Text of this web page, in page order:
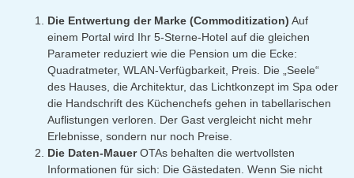
Die Entwertung der Marke (Commoditization) Auf
einem Portal wird Ihr 5-Sterne-Hotel auf die gleichen
Parameter reduziert wie die Pension um die Ecke:
Quadratmeter, WLAN-Verfügbarkeit, Preis. Die „Seele“
des Hauses, die Architektur, das Lichtkonzept im Spa oder
die Handschrift des Küchenchefs gehen in tabellarischen
Auflistungen verloren. Der Gast vergleicht nicht mehr
Erlebnisse, sondern nur noch Preise.
Die Daten-MauerOTAs behalten die wertvollsten
Informationen für sich: Die Gästedaten. Wenn Sie nicht